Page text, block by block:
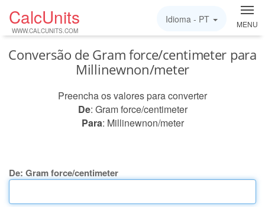
CalcUnits
WWW.CALCUNITS.COM
MENU
Idioma - PT
Conversão de Gram force/centimeter para
Millinewnon/meter
Preencha os valores para converter
De: Gram force/centimeter
Para: Millinewnon/meter
De: Gram force/centimeter